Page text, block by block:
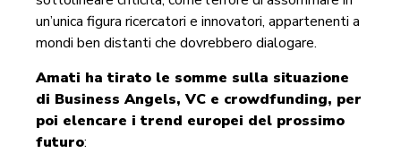
un’unica figura ricercatori e innovatori, appartenenti a
mondi ben distanti che dovrebbero dialogare.
Amati ha tirato le somme sulla situazione
di Business Angels, VC e crowdfunding, per
poi elencare i trend europei del prossimo
futuro: